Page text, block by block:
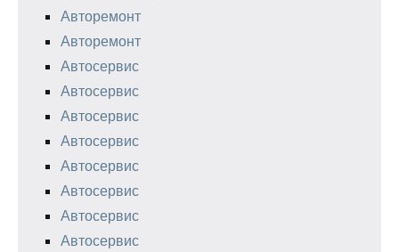
Авторемонт
Авторемонт
Автосервис
Автосервис
Автосервис
Автосервис
Автосервис
Автосервис
Автосервис
Автосервис